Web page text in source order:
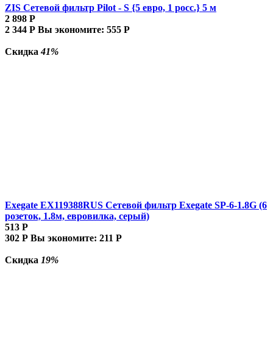
ZIS Сетевой фильтр Pilot - S {5 евро, 1 росс.} 5 м
2 898 Р
2 344 Р Вы экономите: 555 Р
Скидка41%
Exegate EX119388RUS Сетевой фильтр Exegate SP-6-1.8G (6
розеток, 1.8м, евровилка, серый)
513 Р
302 Р Вы экономите: 211 Р
Скидка 19%